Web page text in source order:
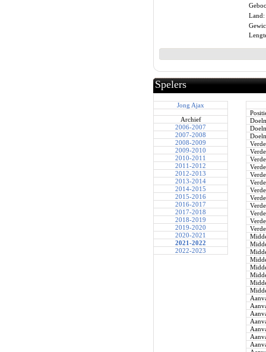
Land:
Spelers
Jong Ajax
Archief
2006-2007
2007-2008
2008-2009
2009-2010
2010-2011
2011-2012
2012-2013
2013-2014
2014-2015
2015-2016
2016-2017
2017-2018
2018-2019
2019-2020
2020-2021
2021-2022
2022-2023